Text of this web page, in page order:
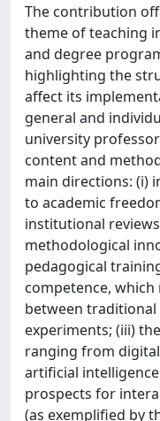
The contribution
theme of teaching
and degree
highlighting the
affect its
general and
university
content and
main directions: (i)
to academic
institutional
methodological
pedagogical
competence,
between
experiments; (iii)
ranging from
artificial
prospects for
(as exemplified by